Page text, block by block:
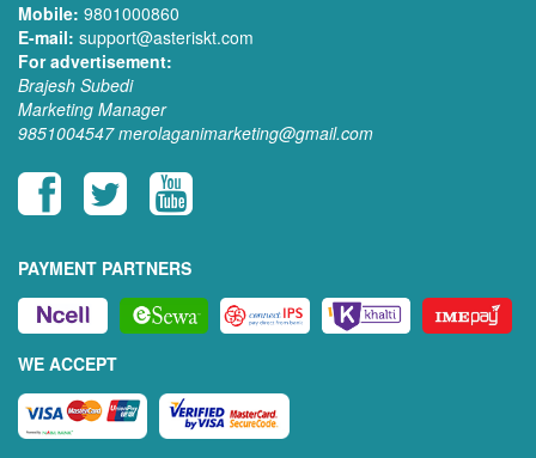
Mobile: 9801000860
E-mail: support@asteriskt.com
For advertisement:
Brajesh Subedi
Marketing Manager
9851004547 merolaganimarketing@gmail.com
PAYMENT PARTNERS
WE ACCEPT